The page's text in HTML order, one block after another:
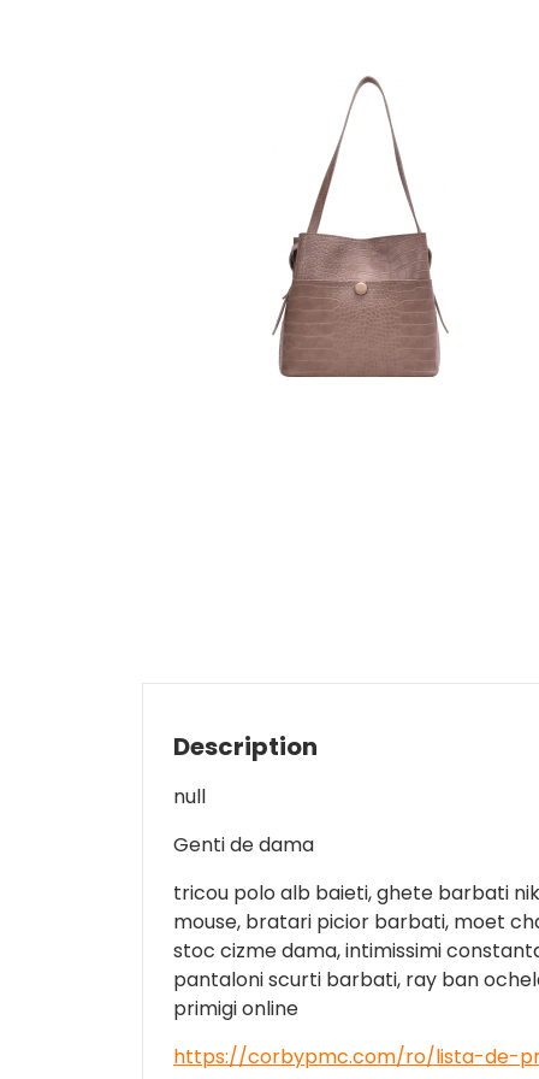
Description
null
Genti de dama
tricou polo alb baieti, ghete barbati
mouse, bratari picior barbati, moet
stoc cizme dama, intimissimi
pantaloni scurti barbati, ray ban
primigi online
https://corbypmc.com/ro/lista-de-